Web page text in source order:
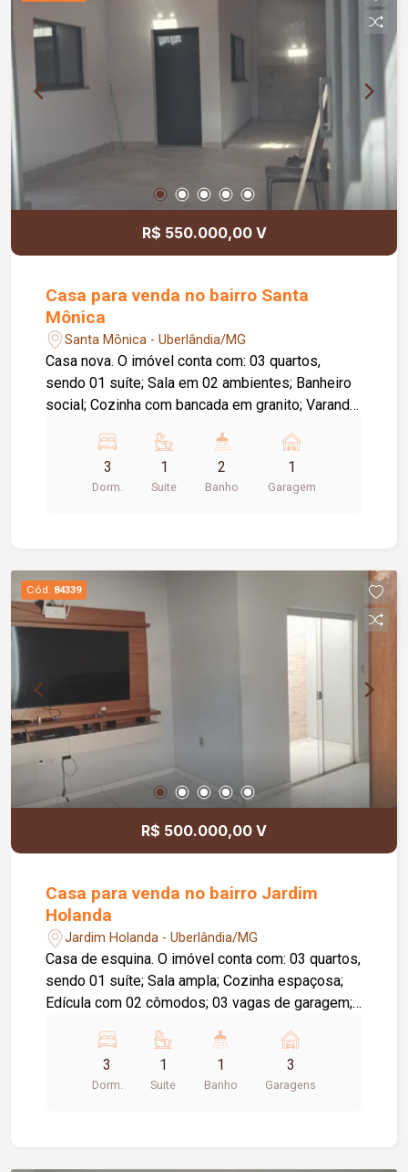
R$ 550.000,00 V
Casa para venda no bairro Santa
Mônica
Santa Mônica - Uberlândia/MG
Casa nova. O imóvel conta com: 03 quartos,
sendo 01 suíte; Sala em 02 ambientes; Banheiro
social; Cozinha com bancada em granito; Varanda;
nova; Piso em porcelanato; Ambientes bem
distribuídos, proporcionando conforto,
praticidade e excelente padrão de acabamento.
3
Dorm.
1
Suite
2
Banho
1
Garagem
Cód. 84339
R$ 500.000,00 V
Casa para venda no bairro Jardim
Holanda
Jardim Holanda - Uberlândia/MG
Casa de esquina. O imóvel conta com: 03 quartos,
sendo 01 suíte; Sala ampla; Cozinha espaçosa;
Edícula com 02 cômodos; 03 vagas de garagem;
aproveitamento dos espaços.
3
Dorm.
1
Suite
1
Banho
3
Garagens